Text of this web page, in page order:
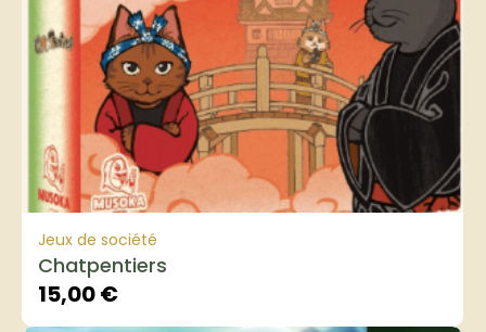
Jeux de société
Chatpentiers
15,00€